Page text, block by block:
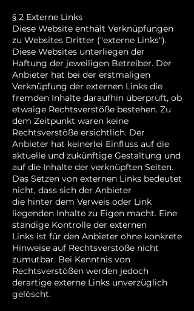
§ 2 Externe Links
Diese Website enthält Verknüpfungen
zu Websites Dritter ("externe Links").
Diese Websites unterliegen der
Haftung der jeweiligen Betreiber. Der
Anbieter hat bei der erstmaligen
Verknüpfung der externen Links die
fremden Inhalte daraufhin überprüft, ob
etwaige Rechtsverstöße bestehen. Zu
dem Zeitpunkt waren keine
Rechtsverstöße ersichtlich. Der
Anbieter hat keinerlei Einfluss auf die
aktuelle und zukünftige Gestaltung und
auf die Inhalte der verknüpften Seiten.
Das Setzen von externen Links bedeutet
nicht, dass sich der Anbieter
die hinter dem Verweis oder Link
liegenden Inhalte zu Eigen macht. Eine
ständige Kontrolle der externen
Links ist für den Anbieter ohne konkrete
Hinweise auf Rechtsverstöße nicht
zumutbar. Bei Kenntnis von
Rechtsverstößen werden jedoch
derartige externe Links unverzüglich
gelöscht.